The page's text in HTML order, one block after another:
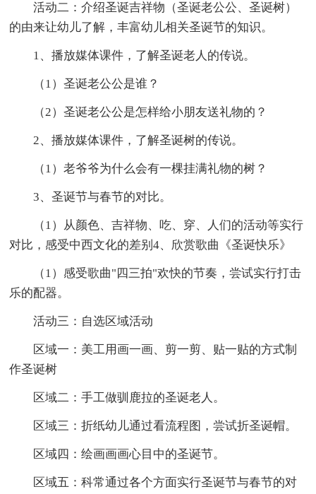
活动二：介绍圣诞吉祥物（圣诞老公公、圣诞树）
的由来让幼儿了解，丰富幼儿相关圣诞节的知识。
1、播放媒体课件，了解圣诞老人的传说。
（1）圣诞老公公是谁？
（2）圣诞老公公是怎样给小朋友送礼物的？
2、播放媒体课件，了解圣诞树的传说。
（1）老爷爷为什么会有一棵挂满礼物的树？
3、圣诞节与春节的对比。
（1）从颜色、吉祥物、吃、穿、人们的活动等实行
对比，感受中西文化的差别4、欣赏歌曲《圣诞快乐》
（1）感受歌曲"四三拍"欢快的节奏，尝试实行打击
乐的配器。
活动三：自选区域活动
区域一：美工用画一画、剪一剪、贴一贴的方式制
作圣诞树
区域二：手工做驯鹿拉的圣诞老人。
区域三：折纸幼儿通过看流程图，尝试折圣诞帽。
区域四：绘画画画心目中的圣诞节。
区域五：科常通过各个方面实行圣诞节与春节的对